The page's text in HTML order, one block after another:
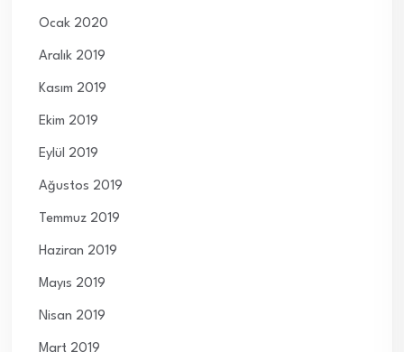
Ocak 2020
Aralık 2019
Kasım 2019
Ekim 2019
Eylül 2019
Ağustos 2019
Temmuz 2019
Haziran 2019
Mayıs 2019
Nisan 2019
Mart 2019